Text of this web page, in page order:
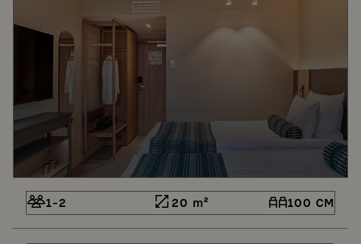
1-2 20 m² 100 CM